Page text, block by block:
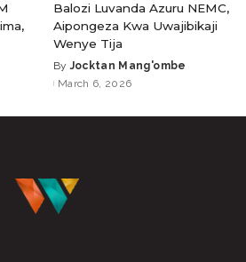
Balozi Luvanda Azuru NEMC,
Aipongeza Kwa Uwajibikaji
Wenye Tija
By Jocktan Mang'ombe
March 6, 2026